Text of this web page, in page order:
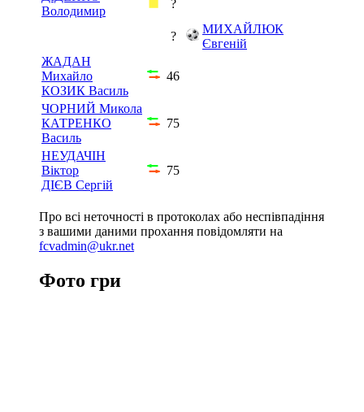
Володимир
?
?
МИХАЙЛЮК
Євгеній
ЖАДАН
Михайло
КОЗИК Василь
46
ЧОРНИЙ Микола
КАТРЕНКО
Василь
75
НЕУДАЧІН
Віктор
ДІЄВ Сергій
75
Про всі неточності в протоколах або неспівпадіння
з вашими даними прохання повідомляти на
fcvadmin@ukr.net
Фото гри